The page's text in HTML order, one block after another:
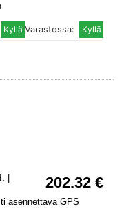
Varastossa:
202.32 €
asennettava GPS